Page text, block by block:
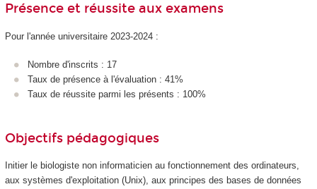
Présence et réussite aux examens
Pour l'année universitaire 2023-2024 :
Nombre d'inscrits : 17
Taux de présence à l'évaluation : 41%
Taux de réussite parmi les présents : 100%
Objectifs pédagogiques
Initier le biologiste non informaticien au fonctionnement des ordinateurs,
aux systèmes d'exploitation (Unix), aux principes des bases de données